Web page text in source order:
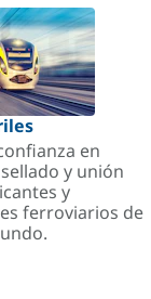
en
y unión
y
ferroviarios de